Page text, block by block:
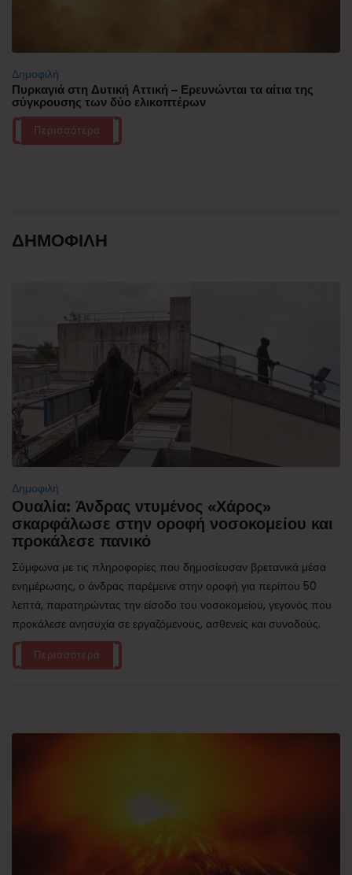
Δημοφιλή
Πυρκαγιά στη Δυτική Αττική – Ερευνώνται τα αίτια της
σύγκρουσης των δύο ελικοπτέρων
Περισσότερα
ΔΗΜΟΦΙΛΗ
Δημοφιλή
Ουαλία: Άνδρας ντυμένος «Χάρος»
σκαρφάλωσε στην οροφή νοσοκομείου και
προκάλεσε πανικό
Σύμφωνα με τις πληροφορίες που δημοσίευσαν βρετανικά μέσα
ενημέρωσης, ο άνδρας παρέμεινε στην οροφή για περίπου 50
λεπτά, παρατηρώντας την είσοδο του νοσοκομείου, γεγονός που
προκάλεσε ανησυχία σε εργαζόμενους, ασθενείς και συνοδούς.
Περισσότερα